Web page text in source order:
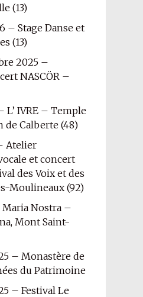
(13)
– Stage Danse et
(13)
2025 –
NASCÖR –
L’ IVRE – Temple
de Calberte (48)
Atelier
et concert
des Voix et des
Moulineaux (92)
Nostra –
Mont Saint-
– Monastère de
du Patrimoine
– Festival Le